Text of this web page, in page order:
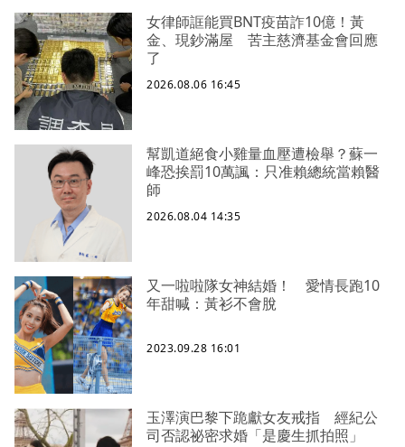
女律師誆能買BNT疫苗詐10億！黃
金、現鈔滿屋 苦主慈濟基金會回應
了
2026.08.06 16:45
幫凱道絕食小雞量血壓遭檢舉？蘇一
峰恐挨罰10萬諷：只准賴總統當賴醫
師
2026.08.04 14:35
又一啦啦隊女神結婚！ 愛情長跑10
年甜喊：黃衫不會脫
2023.09.28 16:01
玉澤演巴黎下跪獻女友戒指 經紀公
司否認祕密求婚「是慶生抓拍照」